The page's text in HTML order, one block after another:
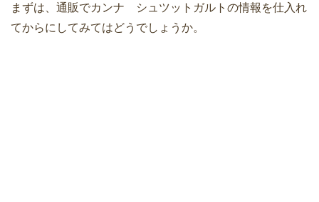
まずは、通販でカンナ シュツットガルトの情報を仕入れ
てからにしてみてはどうでしょうか。